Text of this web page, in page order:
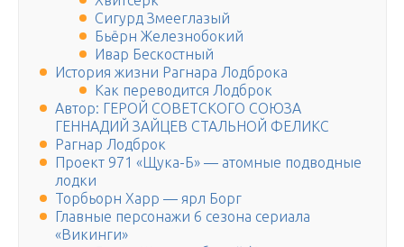
Сигурд Змееглазый
Бьёрн Железнобокий
Ивар Бескостный
История жизни Рагнара Лодброка
Как переводится Лодброк
Автор: ГЕРОЙ СОВЕТСКОГО СОЮЗА
ГЕННАДИЙ ЗАЙЦЕВ СТАЛЬНОЙ ФЕЛИКС
Рагнар Лодброк
Проект 971 «Щука-Б» — атомные подводные
лодки
Торбьорн Харр — ярл Борг
Главные персонажи 6 сезона сериала
«Викинги»